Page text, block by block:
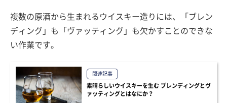
複数の原酒から生まれるウイスキー造りには、「ブレン
ディング」も「ヴァッティング」も欠かすことのできな
い作業です。
関連記事
素晴らしいウイスキーを生む ブレンディングとヴ
ァッティングとはなにか？